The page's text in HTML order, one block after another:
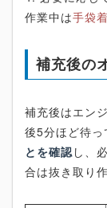
作業中は手袋
補充後の
補充後はエン
後5分ほど待っ
とを確認 し、
合は抜き取り